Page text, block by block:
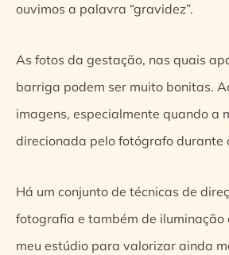
ouvimos a palavra “gravidez”.
As fotos da gestação, nas quais
barriga podem ser muito bonitas.
imagens, especialmente quando a
direcionada pelo fotógrafo durante
Há um conjunto de técnicas de
fotografia e também de iluminação
meu estúdio para valorizar ainda